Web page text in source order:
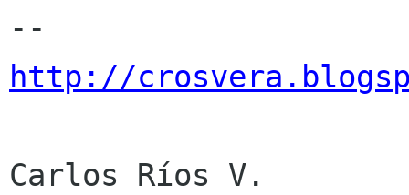
http://
Carlos Ríos V.